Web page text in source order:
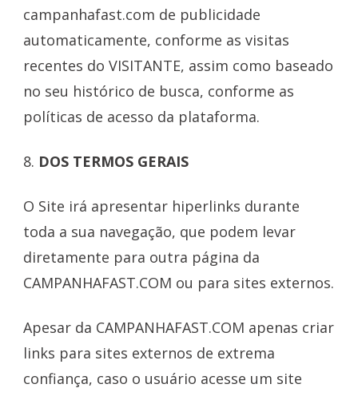
campanhafast.com de publicidade
automaticamente, conforme as visitas
recentes do VISITANTE, assim como baseado
no seu histórico de busca, conforme as
políticas de acesso da plataforma.
8. DOS TERMOS GERAIS
O Site irá apresentar hiperlinks durante
toda a sua navegação, que podem levar
diretamente para outra página da
CAMPANHAFAST.COM ou para sites externos.
Apesar da CAMPANHAFAST.COM apenas criar
links para sites externos de extrema
confiança, caso o usuário acesse um site